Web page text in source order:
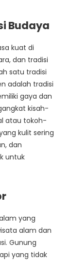
Budaya
kuat di
dan tradisi
satu tradisi
adalah tradisi
gaya dan
kisah-
atau tokoh-
kulit sering
dan
untuk
yang
alam dan
Gunung
yang tidak